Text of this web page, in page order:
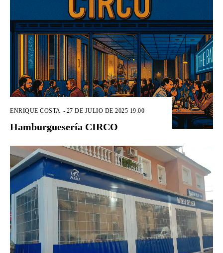
ENRIQUE COSTA - 27 DE JULIO DE 2025 19:00
Hamburguesería CIRCO